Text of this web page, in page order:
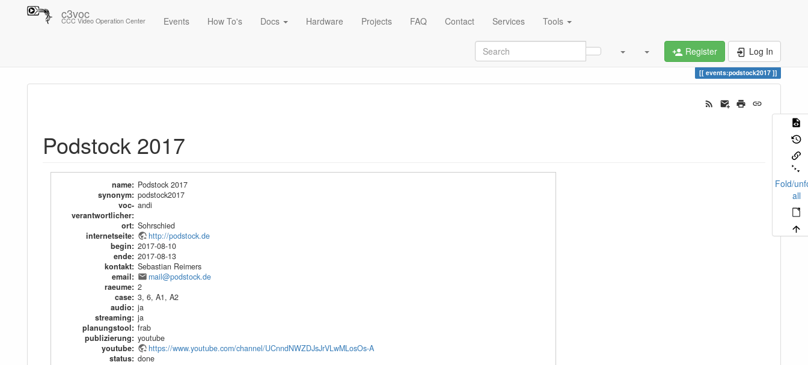
c3voc
CCC Video Operation Center Events How To's Docs Hardware Projects FAQ Contact Services Tools
Register Log In
events:podstock2017
Fold/
all
Podstock 2017
name: Podstock 2017
synonym: podstock2017
voc-
verantwortlicher:
andi
ort: Sohrschied
internetseite:
http://podstock.de
begin: 2017-08-10
ende: 2017-08-13
kontakt: Sebastian Reimers
email:
mail@podstock.de
raeume: 2
case: 3,6,A1,A2
audio: ja
streaming: ja
planungstool: frab
publizierung: youtube
youtube:
https://www.youtube.com/channel/UCnndNWZDJsJrVLwMLosOs-A
status: done